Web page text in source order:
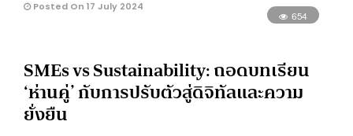
Posted On 17 July 2024
654
SMEs vs Sustainability: ถอดบทเรียน
‘ห่านคู่’ กับการปรับตัวสู่ดิจิทัลและความ
ยั่งยืน